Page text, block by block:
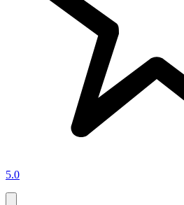
5.0